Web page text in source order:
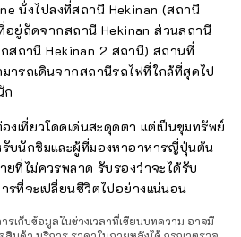
นั่งไปลงที่สถานี Hekinan (สถานี
อยู่ถัดจากสถานี Hekinan ส่วนสถานี
สถานี Hekinan 2 สถานี) สถานที่
ารถเดินจากสถานีรถไฟที่ใกล้ที่สุดไป
ก
งเที่ยวโดดเด่นสะดุดตา แต่เป็นขุมทรัพย์
บนักชิมและผู้ที่มองหาอาหารญี่ปุ่นต้น
ที่ไม่ควรพลาด รับรองว่าจะได้รับ
ที่จะเปลี่ยนชีวิตไปอย่างแน่นอน
รเก็บข้อมูลในช่วงเวลาที่เขียนบทความ อาจมี